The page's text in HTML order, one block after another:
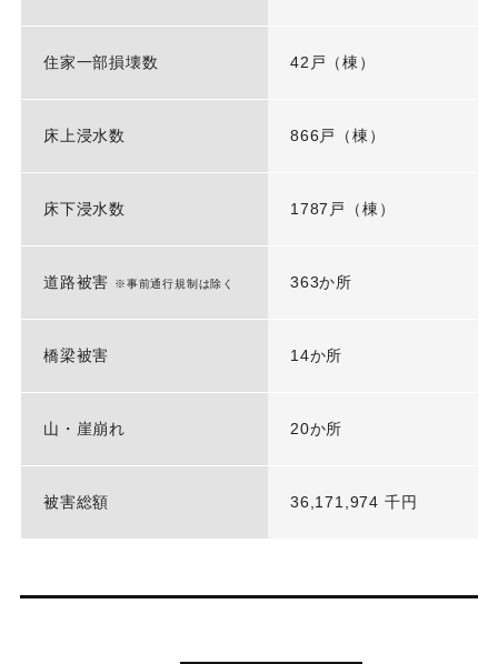
住家一部損壊数 42戸（棟）
床上浸水数 866戸（棟）
床下浸水数 1787戸（棟）
道路被害 ※事前通行規制は除く 363か所
橋梁被害 14か所
山・崖崩れ 20か所
被害総額 36,171,974 千円